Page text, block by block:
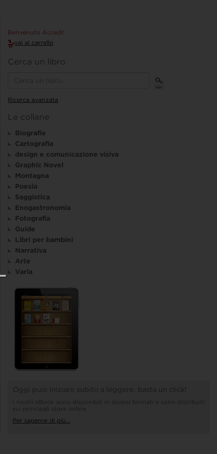
Benvenuto Accedi!
vai al carrello
Cerca un libro
Ricerca avanzata
Le collane
Biografie
Cartografia
design e comunicazione visiva
Graphic Novel
Montagna
Poesia
Saggistica
Enogastronomia
Fotografia
Guide
Libri per bambini
Narrativa
Arte
Varia
Oggi puoi iniziare subito a leggere: basta un click!
I nostri eBook sono disponibili in diversi formati e sono distribuiti
sui principali store online
Per saperne di più...